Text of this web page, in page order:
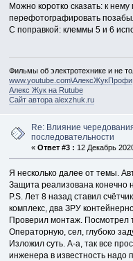
Можно коротко сказать: к
перефотографировать
С поправкой: клеммы 5 и 6
Фильмы об электротехнике и не
www.youtube.com\АлексЖукПрофи
Алекс Жук на Rutube
Сайт автора alexzhuk.ru
Re: Влияние
последовательности
« Ответ #3 : 12 Декабрь
Я несколько далее от темы.
Защита реализована конечно
P.S. Лет 8 назад ставил
комплекс, два ЗРУ
Проверил монтаж. Посмотрел
Операторную, сел, глубоко
Изложил суть. А-а, так все
инженера в известность надо